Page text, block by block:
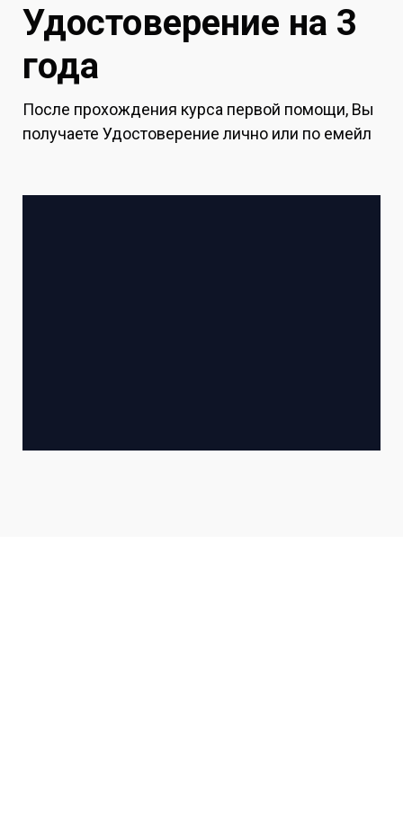
Удостоверение на 3
года
После прохождения курса первой помощи, Вы
получаете Удостоверение лично или по емейл